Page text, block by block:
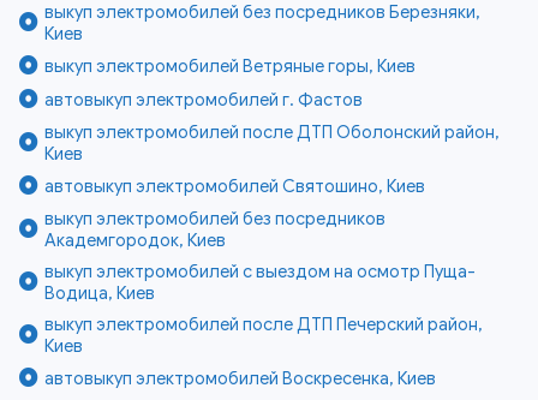
выкуп электромобилей без посредников Березняки,
Киев
выкуп электромобилей Ветряные горы, Киев
автовыкуп электромобилей г. Фастов
выкуп электромобилей после ДТП Оболонский район,
Киев
автовыкуп электромобилей Святошино, Киев
выкуп электромобилей без посредников
Академгородок, Киев
выкуп электромобилей с выездом на осмотр Пуща-
Водица, Киев
выкуп электромобилей после ДТП Печерский район,
Киев
автовыкуп электромобилей Воскресенка, Киев